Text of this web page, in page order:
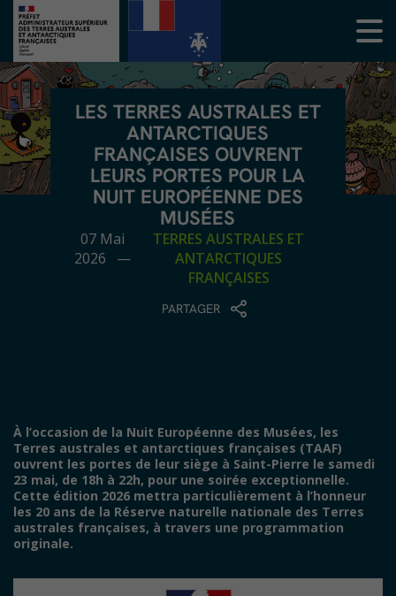
LES TERRES AUSTRALES ET
ANTARCTIQUES
FRANÇAISES OUVRENT
LEURS PORTES POUR LA
NUIT EUROPÉENNE DES
MUSÉES
07 Mai
2026 —
TERRES AUSTRALES ET
ANTARCTIQUES
FRANÇAISES
PARTAGER
À l’occasion de la Nuit Européenne des Musées, les
Terres australes et antarctiques françaises (TAAF)
ouvrent les portes de leur siège à Saint-Pierre le samedi
23 mai, de 18h à 22h, pour une soirée exceptionnelle.
Cette édition 2026 mettra particulièrement à l’honneur
les 20 ans de la Réserve naturelle nationale des Terres
australes françaises, à travers une programmation
originale.